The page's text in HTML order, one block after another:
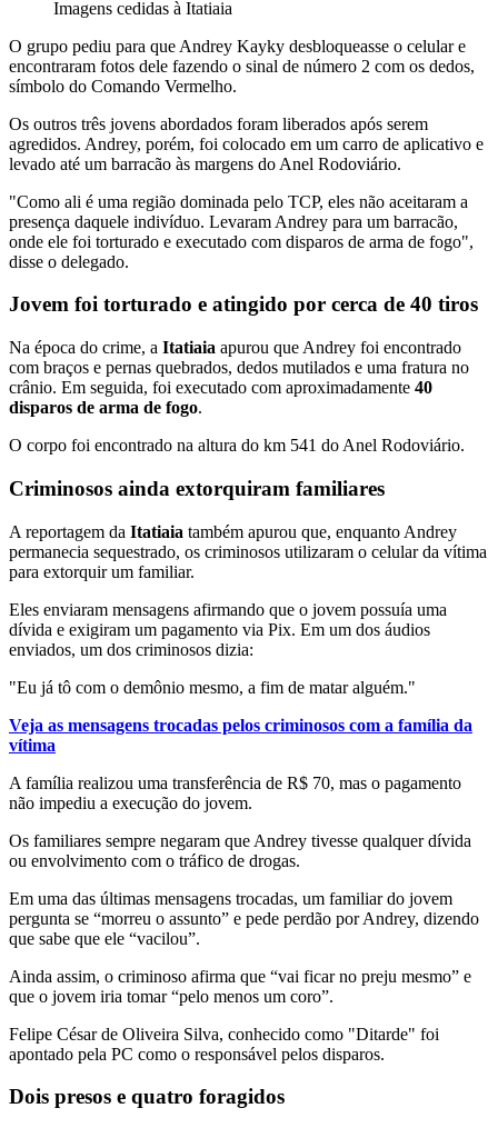
Imagens cedidas à Itatiaia
O grupo pediu para que Andrey Kayky desbloqueasse o celular e
encontraram fotos dele fazendo o sinal de número 2 com os dedos,
símbolo do Comando Vermelho.
Os outros três jovens abordados foram liberados após serem
agredidos. Andrey, porém, foi colocado em um carro de aplicativo e
levado até um barracão às margens do Anel Rodoviário.
"Como ali é uma região dominada pelo TCP, eles não aceitaram a
presença daquele indivíduo. Levaram Andrey para um barracão,
onde ele foi torturado e executado com disparos de arma de fogo",
disse o delegado.
Jovem foi torturado e atingido por cerca de 40 tiros
Na época do crime, a Itatiaia apurou que Andrey foi encontrado
com braços e pernas quebrados, dedos mutilados e uma fratura no
crânio. Em seguida, foi executado com aproximadamente 40
disparos de arma de fogo.
O corpo foi encontrado na altura do km 541 do Anel Rodoviário.
Criminosos ainda extorquiram familiares
A reportagem da Itatiaia também apurou que, enquanto Andrey
permanecia sequestrado, os criminosos utilizaram o celular da vítima
para extorquir um familiar.
Eles enviaram mensagens afirmando que o jovem possuía uma
dívida e exigiram um pagamento via Pix. Em um dos áudios
enviados, um dos criminosos dizia:
"Eu já tô com o demônio mesmo, a fim de matar alguém."
Veja as mensagens trocadas pelos criminosos com a família da
vítima
A família realizou uma transferência de R$ 70, mas o pagamento
não impediu a execução do jovem.
Os familiares sempre negaram que Andrey tivesse qualquer dívida
ou envolvimento com o tráfico de drogas.
Em uma das últimas mensagens trocadas, um familiar do jovem
pergunta se “morreu o assunto” e pede perdão por Andrey, dizendo
que sabe que ele “vacilou”.
Ainda assim, o criminoso afirma que “vai ficar no preju mesmo” e
que o jovem iria tomar “pelo menos um coro”.
Felipe César de Oliveira Silva, conhecido como "Ditarde" foi
apontado pela PC como o responsável pelos disparos.
Dois presos e quatro foragidos